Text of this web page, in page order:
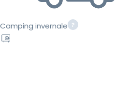
Camping invernale